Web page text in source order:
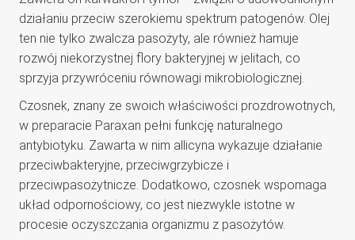
działaniu przeciw szerokiemu spektrum patogenów. Olej
ten nie tylko zwalcza pasożyty, ale również hamuje
rozwój niekorzystnej flory bakteryjnej w jelitach, co
sprzyja przywróceniu równowagi mikrobiologicznej.
Czosnek, znany ze swoich właściwości prozdrowotnych,
w preparacie Paraxan pełni funkcję naturalnego
antybiotyku. Zawarta w nim allicyna wykazuje działanie
przeciwbakteryjne, przeciwgrzybicze i
przeciwpasożytnicze. Dodatkowo, czosnek wspomaga
układ odpornościowy, co jest niezwykle istotne w
procesie oczyszczania organizmu z pasożytów.